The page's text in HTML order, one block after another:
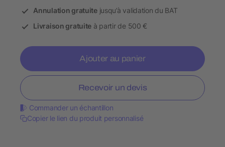
Annulation gratuitejusqu’à validation du BAT
Livraison gratuite à partir de 500 €
Ajouter au panier
Recevoir un devis
Commander un échantillon
Copier le lien du produit personnalisé